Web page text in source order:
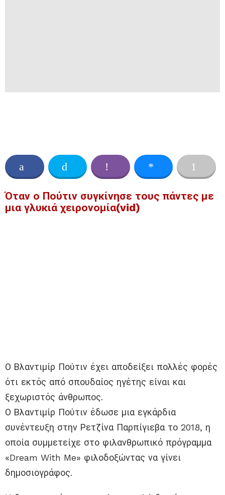
Όταν ο Πούτιν συγκίνησε τους πάντες με
μια γλυκιά χειρονομία(vid)
Ο Βλαντιμίρ Πούτιν έχει αποδείξει πολλές φορές
ότι εκτός από σπουδαίος ηγέτης είναι και
ξεχωριστός άνθρωπος.
Ο Βλαντιμίρ Πούτιν έδωσε μια εγκάρδια
συνέντευξη στην Ρετζίνα Παρπίγιεβα το 2018, η
οποία συμμετείχε στο φιλανθρωπικό πρόγραμμα
«Dream With Me» φιλοδοξώντας να γίνει
δημοσιογράφος.